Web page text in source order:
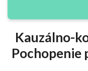
Kauzálno-
Pochopenie